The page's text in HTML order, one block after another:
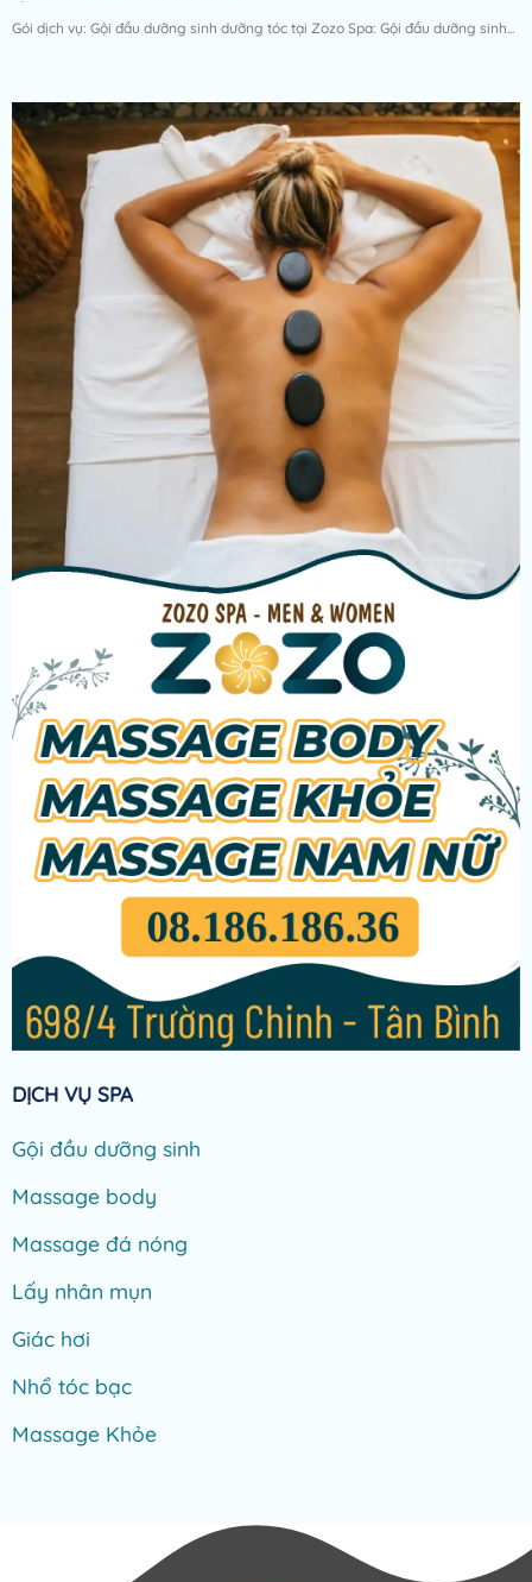
Gói dịch vụ: Gội đầu dưỡng sinh dưỡng tóc tại Zozo Spa: Gội đầu dưỡng sinh...
DỊCH VỤ SPA
Gội đầu dưỡng sinh
Massage body
Massage đá nóng
Lấy nhân mụn
Giác hơi
Nhổ tóc bạc
Massage Khỏe